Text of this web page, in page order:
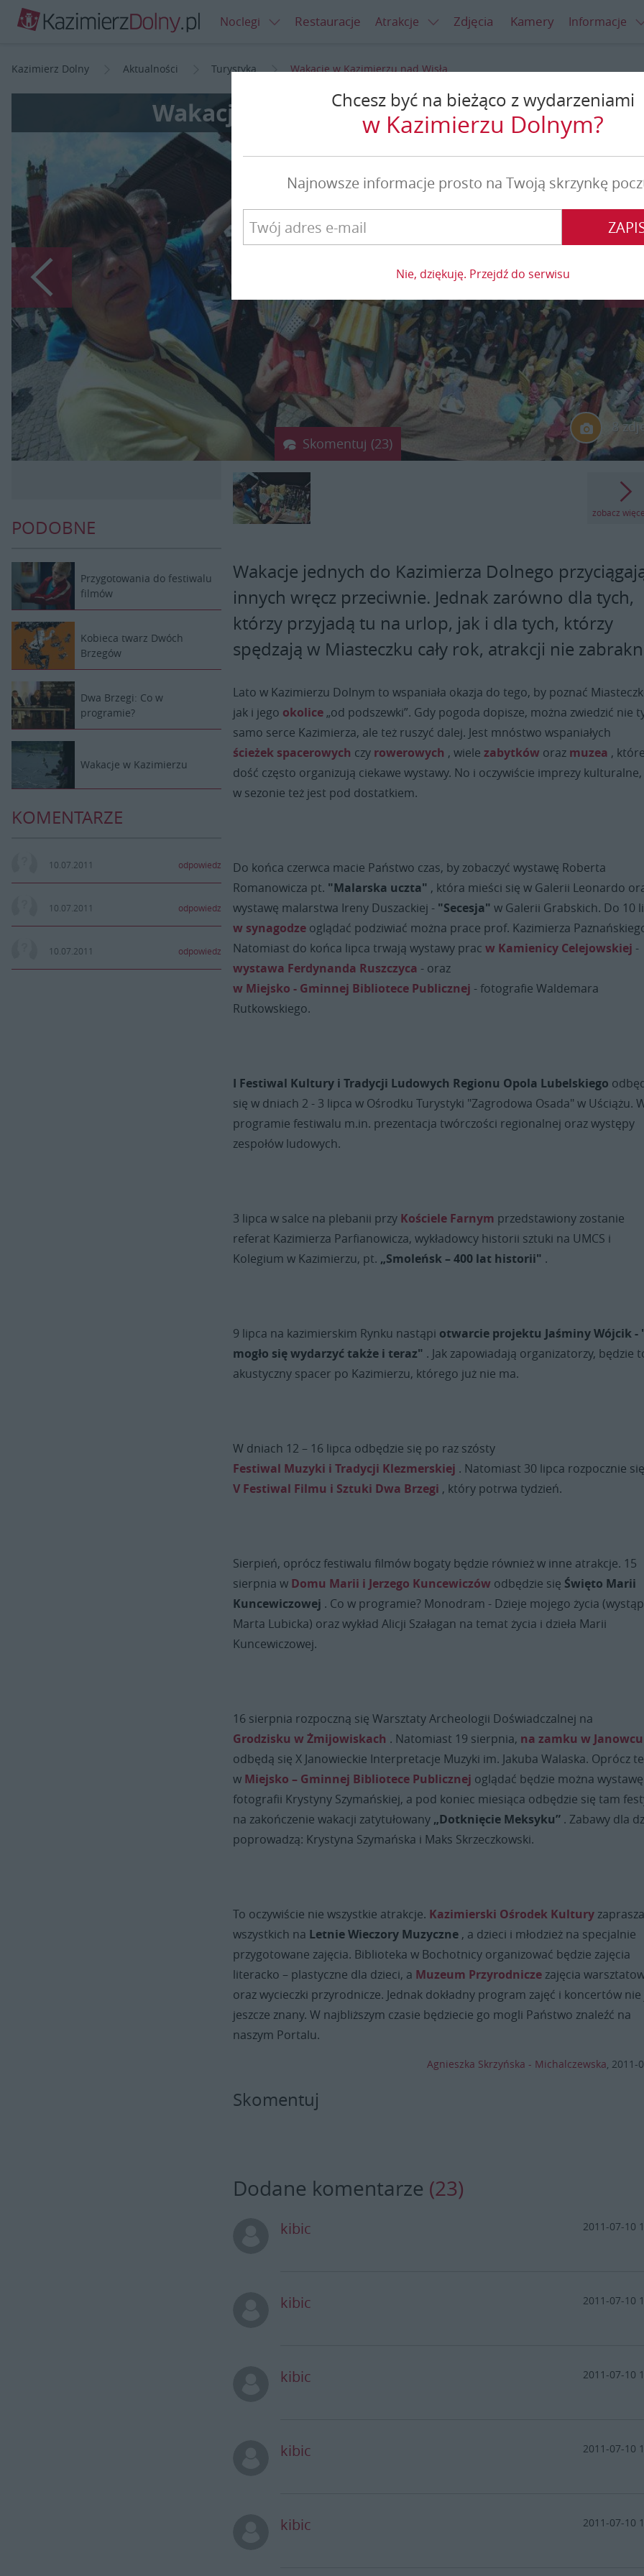
Noclegi Restauracje Atrakcje Zdjęcia Kamery Informacje
Kazimierz Dolny Aktualności Turystyka Wakacje w Kazimierzu nad Wisłą
Wakacje w Kazimierzu nad Wisłą
8
Poprzedni
Skomentuj (23)
PODOBNE
Przygotowania do festiwalu
filmów
Kobieca twarz Dwóch
Brzegów
Dwa Brzegi: Co w
programie?
Wakacje w Kazimierzu
KOMENTARZE
10.07.2011 odpowiedz
10.07.2011 odpowiedz
10.07.2011 odpowiedz
zobacz
Wakacje jednych do Kazimierza Dolnego
innych wręcz przeciwnie. Jednak zarówno dla tych,
którzy przyjadą tu na urlop, jak i dla tych, którzy
spędzają w Miasteczku cały rok, atrakcji nie
Lato w Kazimierzu Dolnym to wspaniała okazja do tego, by poznać
jak i jego okolice „od podszewki”. Gdy pogoda dopisze, można zwiedzić nie
samo serce Kazimierza, ale też ruszyć dalej. Jest mnóstwo wspaniałych
ścieżek spacerowych czy rowerowych , wielezabytków oraz muzea , które
dość często organizują ciekawe wystawy. No i oczywiście imprezy
w sezonie też jest pod dostatkiem.
Do końca czerwca macie Państwo czas, by zobaczyć wystawę Roberta
Romanowicza pt. "Malarska uczta" , która mieści się w Galerii Leonardo
wystawę malarstwa Ireny Duszackiej - "Secesja" w Galerii Grabskich. Do 10
w synagodze oglądać podziwiać można prace prof. Kazimierza
Natomiast do końca lipca trwają wystawy pracw Kamienicy Celejowskiej -
wystawa Ferdynanda Ruszczyca - oraz
w Miejsko - Gminnej Bibliotece Publicznej - fotografie Waldemara
Rutkowskiego.
I Festiwal Kultury i Tradycji Ludowych Regionu Opola Lubelskiego
się w dniach 2 - 3 lipca w Ośrodku Turystyki "Zagrodowa Osada" w Uściążu.
programie festiwalu m.in. prezentacja twórczości regionalnej oraz występy
zespołów ludowych.
3 lipca w salce na plebanii przy Kościele Farnym przedstawiony zostanie
referat Kazimierza Parfianowicza, wykładowcy historii sztuki na UMCS i
Kolegium w Kazimierzu, pt. „Smoleńsk – 400 lat historii" .
9 lipca na kazimierskim Rynku nastąpi otwarcie projektu Jaśminy Wójcik -
mogło się wydarzyć także i teraz" . Jak zapowiadają organizatorzy, będzie
akustyczny spacer po Kazimierzu, którego już nie ma.
W dniach 12 – 16 lipca odbędzie się po raz szósty
Festiwal Muzyki i Tradycji Klezmerskiej . Natomiast 30 lipca rozpocznie się
V Festiwal Filmu i Sztuki Dwa Brzegi , który potrwa tydzień.
Sierpień, oprócz festiwalu filmów bogaty będzie również w inne atrakcje. 15
sierpnia w Domu Marii i Jerzego Kuncewiczów odbędzie się Święto Marii
Kuncewiczowej . Co w programie? Monodram - Dzieje mojego życia
Marta Lubicka) oraz wykład Alicji Szałagan na temat życia i dzieła Marii
Kuncewiczowej.
16 sierpnia rozpoczną się Warsztaty Archeologii Doświadczalnej na
Grodzisku w Żmijowiskach . Natomiast 19 sierpnia, na zamku w Janowcu
odbędą się X Janowieckie Interpretacje Muzyki im. Jakuba Walaska. Oprócz
w Miejsko – Gminnej Bibliotece Publicznej oglądać będzie można wystawę
fotografii Krystyny Szymańskiej, a pod koniec miesiąca odbędzie się tam
na zakończenie wakacji zatytułowany „Dotknięcie Meksyku” . Zabawy dla
poprowadzą: Krystyna Szymańska i Maks Skrzeczkowski.
To oczywiście nie wszystkie atrakcje. Kazimierski Ośrodek Kultury zaprasza
wszystkich na Letnie Wieczory Muzyczne , a dzieci i młodzież na specjalnie
przygotowane zajęcia. Biblioteka w Bochotnicy organizować będzie zajęcia
literacko – plastyczne dla dzieci, a Muzeum Przyrodnicze zajęcia
oraz wycieczki przyrodnicze. Jednak dokładny program zajęć i koncertów nie
jeszcze znany. W najbliższym czasie będziecie go mogli Państwo znaleźć na
naszym Portalu.
Agnieszka Skrzyńska - Michalczewska 2011-
Skomentuj
Dodane komentarze (23)
kibic 2011-07-10
kibic 2011-07-10
kibic 2011-07-10
kibic 2011-07-10
kibic 2011-07-10
Chcesz być na bieżąco z wydarzeniami
w Kazimierzu Dolnym?
Najnowsze informacje prosto na Twoją skrzynkę
Nie, dziękuję. Przejdź do serwisu